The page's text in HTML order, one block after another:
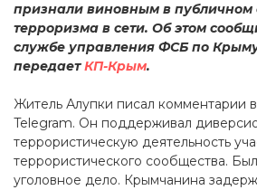
признали виновным в
терроризма в сети. Об этом
службе управления ФСБ по
передаетКП-Крым.
Житель Алупки писал комментарии
Telegram. Он поддерживал
террористическую деятельность
террористического сообщества.
уголовное дело. Крымчанина